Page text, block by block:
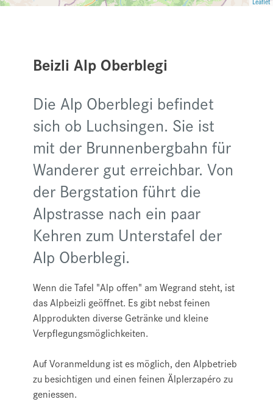
Beizli Alp Oberblegi
Die Alp Oberblegi befindet
sich ob Luchsingen. Sie ist
mit der Brunnenbergbahn für
Wanderer gut erreichbar. Von
der Bergstation führt die
Alpstrasse nach ein paar
Kehren zum Unterstafel der
Alp Oberblegi.
Wenn die Tafel "Alp offen" am Wegrand steht, ist
das Alpbeizli geöffnet. Es gibt nebst feinen
Alpprodukten diverse Getränke und kleine
Verpflegungsmöglichkeiten.
Auf Voranmeldung ist es möglich, den Alpbetrieb
zu besichtigen und einen feinen Älplerzapéro zu
geniessen.